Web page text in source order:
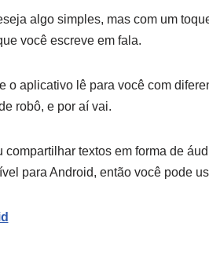
algo simples, mas com um
você escreve em fala.
o aplicativo lê para você com
robô, e por aí vai.
textos em forma de
para Android, então você pode